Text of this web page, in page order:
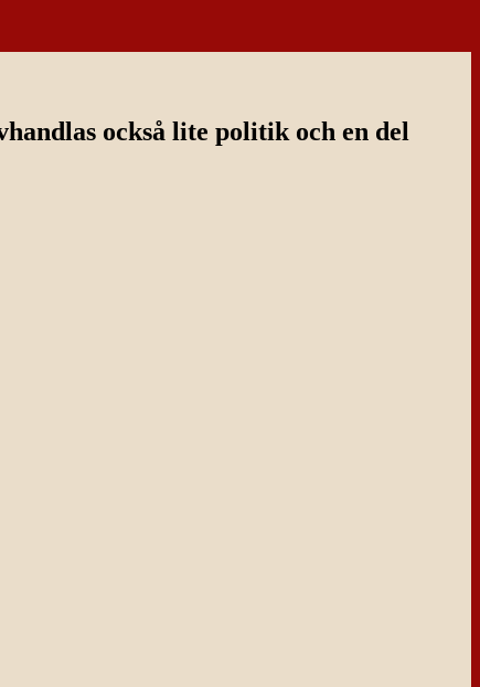
också lite politik och en del